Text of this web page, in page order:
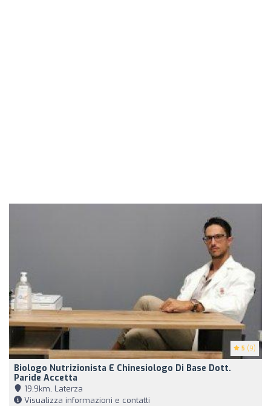
5 (9)
Biologo Nutrizionista E Chinesiologo Di Base Dott.
Paride Accetta
19,9km, Laterza
Visualizza informazioni e contatti